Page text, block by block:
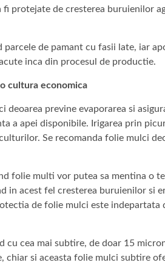
protejate de cresterea buruienilor
de pamant cu fasii late, iar
inca din procesul de productie.
cultura economica
deoarea previne evaporarea si
a apei disponibile. Irigarea prin
Se recomanda folie mulci
folie multi vor putea sa mentina o
in acest fel cresterea buruienilor si
de folie mulci este indepartata
cu cea mai subtire, de doar 15
si aceasta folie mulci subtire